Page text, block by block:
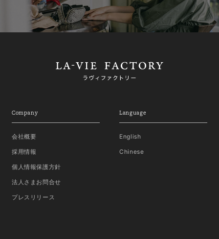
Company
会社概要
採用情報
個人情報保護方針
法人さまお問合せ
プレスリリース
Language
English
Chinese